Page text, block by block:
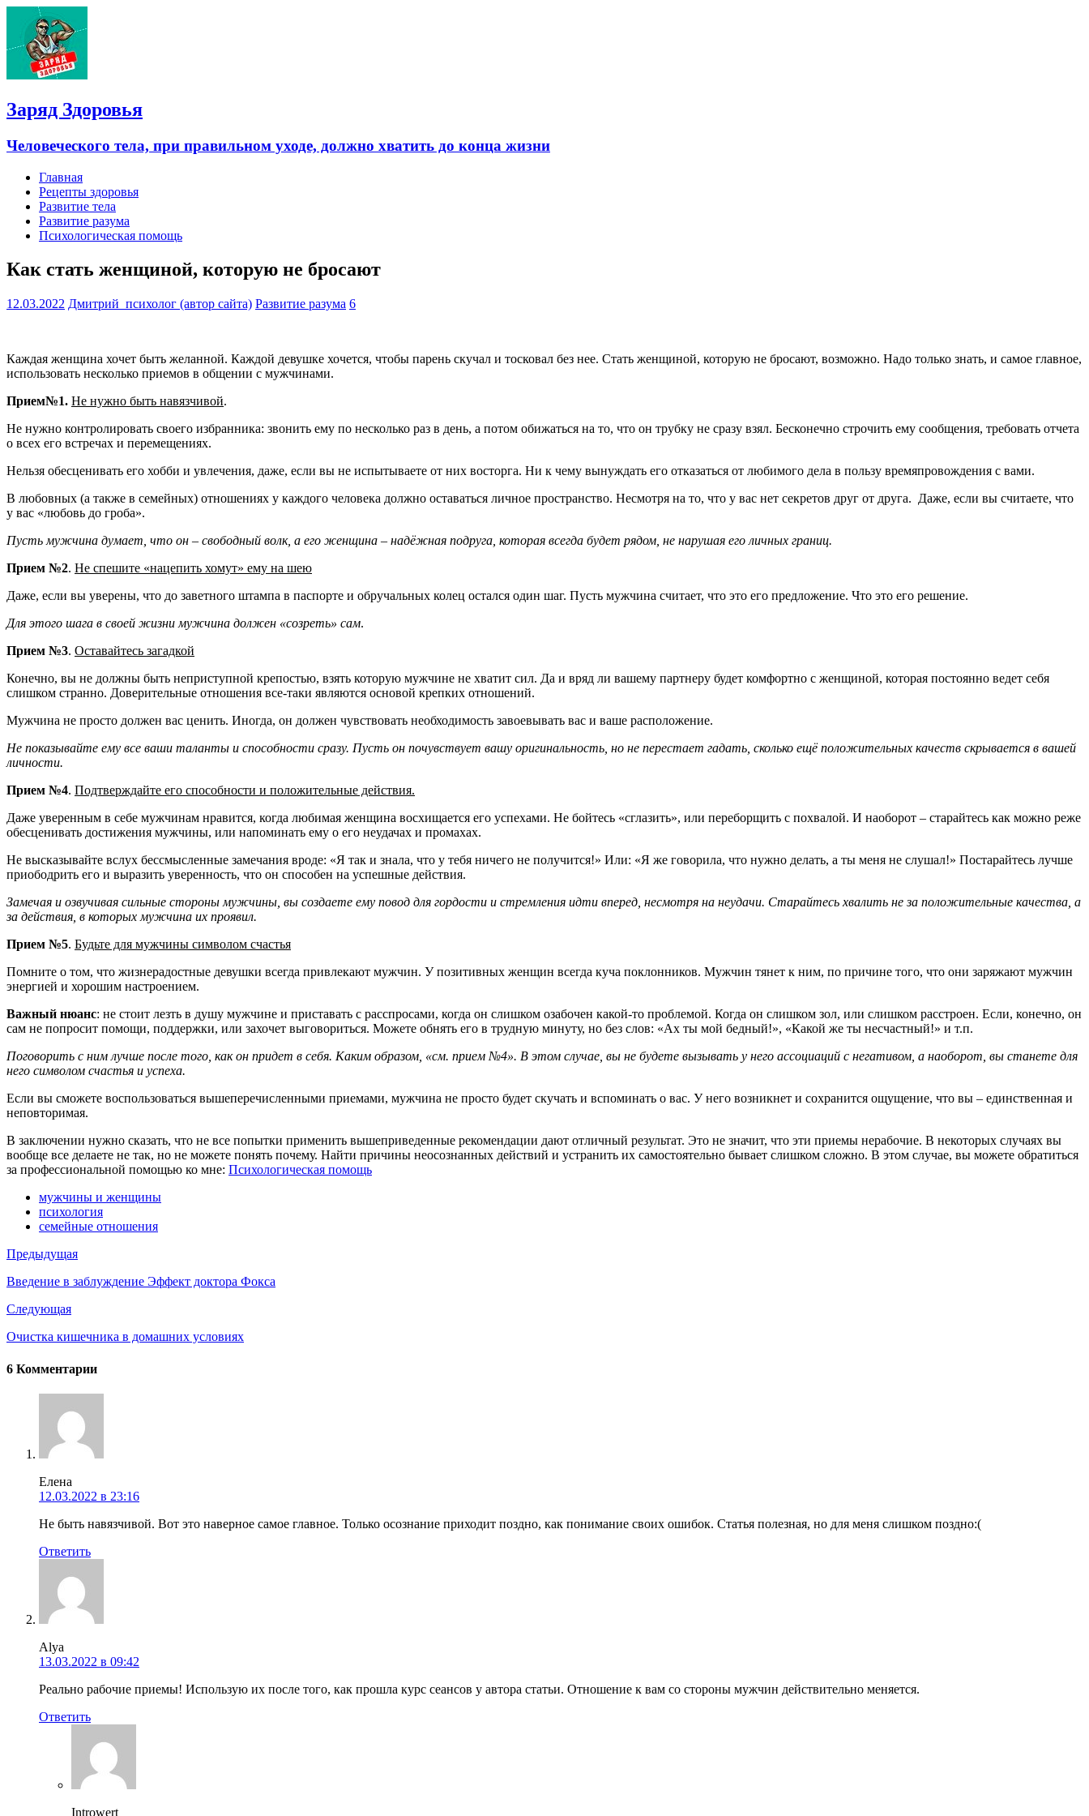
Заряд Здоровья
Человеческого тела, при правильном уходе, должно хватить до конца жизни
Главная
Рецепты здоровья
Развитие тела
Развитие разума
Психологическая помощь
Как стать женщиной, которую не бросают
12.03.2022 Дмитрий_психолог (автор сайта) Развитие разума 6
Каждая женщина хочет быть желанной. Каждой девушке хочется, чтобы парень скучал и тосковал без нее. Стать женщиной, которую не бросают, возможно. Надо только знать, и самое главное,
использовать несколько приемов в общении с мужчинами.
Прием№1. Не нужно быть навязчивой.
Не нужно контролировать своего избранника: звонить ему по несколько раз в день, а потом обижаться на то, что он трубку не сразу взял. Бесконечно строчить ему сообщения, требовать отчета
о всех его встречах и перемещениях.
Нельзя обесценивать его хобби и увлечения, даже, если вы не испытываете от них восторга. Ни к чему вынуждать его отказаться от любимого дела в пользу времяпровождения с вами.
В любовных (а также в семейных) отношениях у каждого человека должно оставаться личное пространство. Несмотря на то, что у вас нет секретов друг от друга. Даже, если вы считаете, что
у вас «любовь до гроба».
Пусть мужчина думает, что он – свободный волк, а его женщина – надёжная подруга, которая всегда будет рядом, не нарушая его личных границ.
Прием №2. Не спешите «нацепить хомут» ему на шею
Даже, если вы уверены, что до заветного штампа в паспорте и обручальных колец остался один шаг. Пусть мужчина считает, что это его предложение. Что это его решение.
Для этого шага в своей жизни мужчина должен «созреть» сам.
Прием №3. Оставайтесь загадкой
Конечно, вы не должны быть неприступной крепостью, взять которую мужчине не хватит сил. Да и вряд ли вашему партнеру будет комфортно с женщиной, которая постоянно ведет себя
слишком странно. Доверительные отношения все-таки являются основой крепких отношений.
Мужчина не просто должен вас ценить. Иногда, он должен чувствовать необходимость завоевывать вас и ваше расположение.
Не показывайте ему все ваши таланты и способности сразу. Пусть он почувствует вашу оригинальность, но не перестает гадать, сколько ещё положительных качеств скрывается в вашей
личности.
Прием №4. Подтверждайте его способности и положительные действия.
Даже уверенным в себе мужчинам нравится, когда любимая женщина восхищается его успехами. Не бойтесь «сглазить», или переборщить с похвалой. И наоборот – старайтесь как можно реже
обесценивать достижения мужчины, или напоминать ему о его неудачах и промахах.
Не высказывайте вслух бессмысленные замечания вроде: «Я так и знала, что у тебя ничего не получится!» Или: «Я же говорила, что нужно делать, а ты меня не слушал!» Постарайтесь лучше
приободрить его и выразить уверенность, что он способен на успешные действия.
Замечая и озвучивая сильные стороны мужчины, вы создаете ему повод для гордости и стремления идти вперед, несмотря на неудачи. Старайтесь хвалить не за положительные качества, а
за действия, в которых мужчина их проявил.
Прием №5. Будьте для мужчины символом счастья
Помните о том, что жизнерадостные девушки всегда привлекают мужчин. У позитивных женщин всегда куча поклонников. Мужчин тянет к ним, по причине того, что они заряжают мужчин
энергией и хорошим настроением.
Важный нюанс: не стоит лезть в душу мужчине и приставать с расспросами, когда он слишком озабочен какой-то проблемой. Когда он слишком зол, или слишком расстроен. Если, конечно, он
сам не попросит помощи, поддержки, или захочет выговориться. Можете обнять его в трудную минуту, но без слов: «Ах ты мой бедный!», «Какой же ты несчастный!» и т.п.
Поговорить с ним лучше после того, как он придет в себя. Каким образом, «см. прием №4». В этом случае, вы не будете вызывать у него ассоциаций с негативом, а наоборот, вы станете для
него символом счастья и успеха.
Если вы сможете воспользоваться вышеперечисленными приемами, мужчина не просто будет скучать и вспоминать о вас. У него возникнет и сохранится ощущение, что вы – единственная и
неповторимая.
В заключении нужно сказать, что не все попытки применить вышеприведенные рекомендации дают отличный результат. Это не значит, что эти приемы нерабочие. В некоторых случаях вы
вообще все делаете не так, но не можете понять почему. Найти причины неосознанных действий и устранить их самостоятельно бывает слишком сложно. В этом случае, вы можете обратиться
за профессиональной помощью ко мне: Психологическая помощь
мужчины и женщины
психология
семейные отношения
Предыдущая
Введение в заблуждение Эффект доктора Фокса
Следующая
Очистка кишечника в домашних условиях
6 Комментарии
Елена
12.03.2022 в 23:16
Не быть навязчивой. Вот это наверное самое главное. Только осознание приходит поздно, как понимание своих ошибок. Статья полезная, но для меня слишком поздно:(
Ответить
Alya
13.03.2022 в 09:42
Реально рабочие приемы! Использую их после того, как прошла курс сеансов у автора статьи. Отношение к вам со стороны мужчин действительно меняется.
Ответить
Introwert